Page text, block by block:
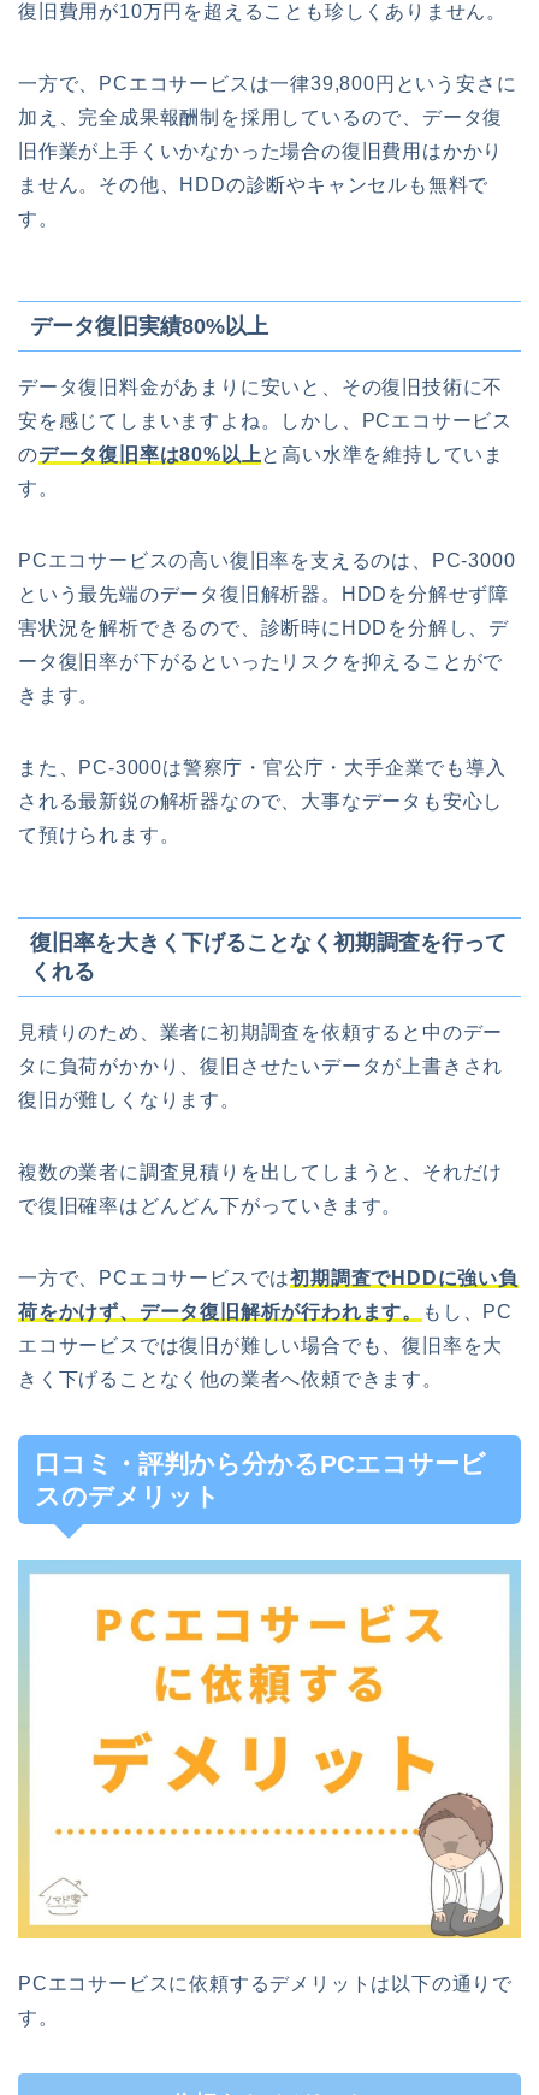
復旧費用が10万円を超えることも珍しくありません。
一方で、PCエコサービスは一律39,800円という安さに
加え、完全成果報酬制を採用しているので、データ復
旧作業が上手くいかなかった場合の復旧費用はかかり
ません。その他、HDDの診断やキャンセルも無料で
す。
データ復旧実績80%以上
データ復旧料金があまりに安いと、その復旧技術に不
安を感じてしまいますよね。しかし、PCエコサービス
のデータ復旧率は80%以上と高い水準を維持していま
す。
PCエコサービスの高い復旧率を支えるのは、PC-3000
という最先端のデータ復旧解析器。HDDを分解せず障
害状況を解析できるので、診断時にHDDを分解し、デ
ータ復旧率が下がるといったリスクを抑えることがで
きます。
また、PC-3000は警察庁・官公庁・大手企業でも導入
される最新鋭の解析器なので、大事なデータも安心し
て預けられます。
復旧率を大きく下げることなく初期調査を行って
くれる
見積りのため、業者に初期調査を依頼すると中のデー
タに負荷がかかり、復旧させたいデータが上書きされ
復旧が難しくなります。
複数の業者に調査見積りを出してしまうと、それだけ
で復旧確率はどんどん下がっていきます。
一方で、PCエコサービスでは初期調査でHDDに強い負
荷をかけず、データ復旧解析が行われます。
もし、PC
エコサービスでは復旧が難しい場合でも、復旧率を大
きく下げることなく他の業者へ依頼できます。
口コミ・評判から分かるPCエコサービ
スのデメリット
PCエコサービスに依頼するデメリットは以下の通りで
す。